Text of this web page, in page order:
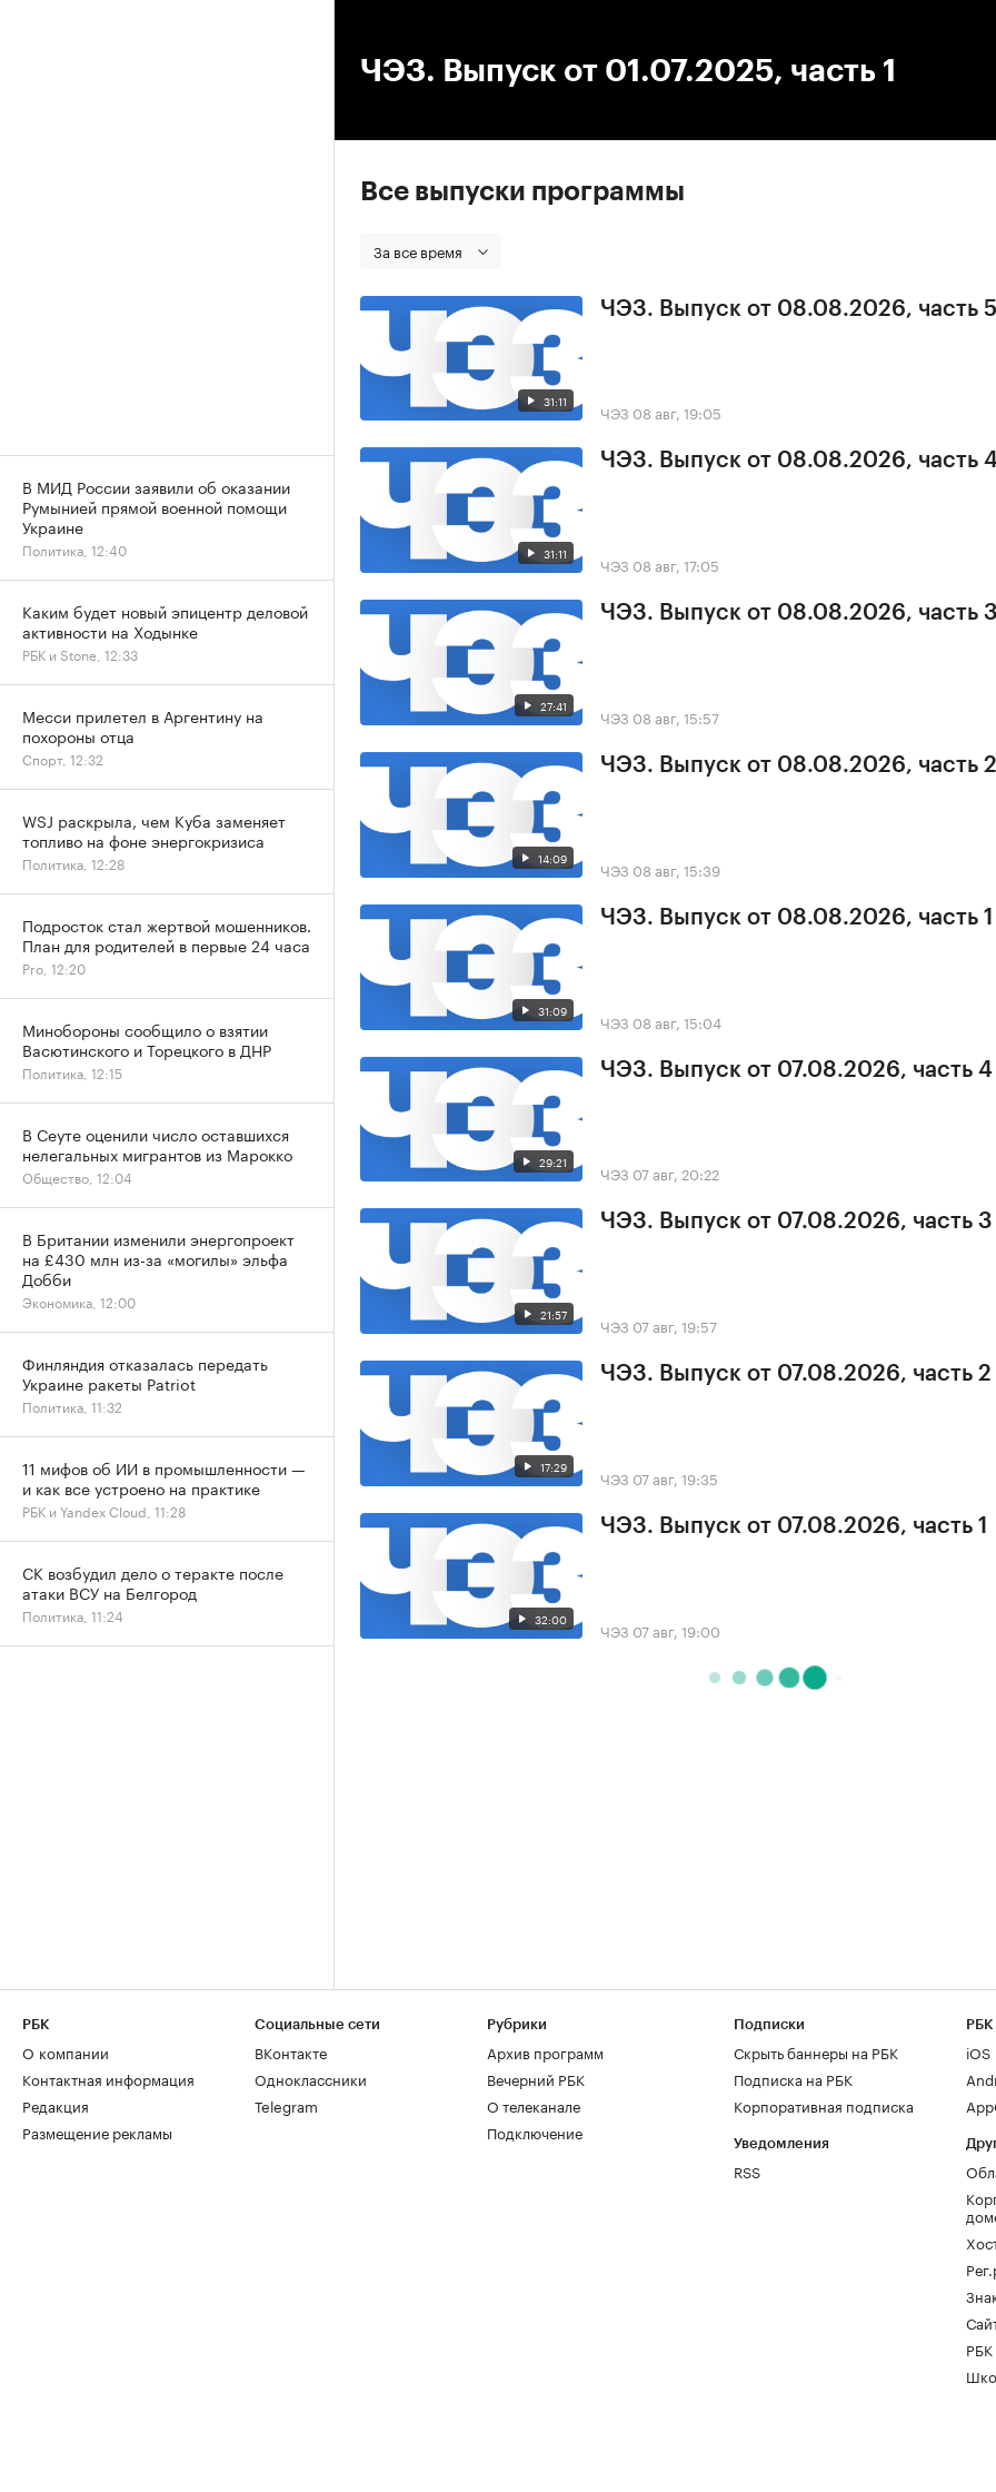
ЧЭЗ. Выпуск от 01.07.2025, часть 1
Все выпуски программы
За все время
31:11
ЧЭЗ. Выпуск от 08.08.2026, часть 5
ЧЭЗ 08 авг, 19:05
31:11
ЧЭЗ. Выпуск от 08.08.2026, часть
ЧЭЗ 08 авг, 17:05
27:41
ЧЭЗ. Выпуск от 08.08.2026, часть
ЧЭЗ 08 авг, 15:57
14:09
ЧЭЗ. Выпуск от 08.08.2026, часть 2
ЧЭЗ 08 авг, 15:39
31:09
ЧЭЗ. Выпуск от 08.08.2026, часть 1
ЧЭЗ 08 авг, 15:04
29:21
ЧЭЗ. Выпуск от 07.08.2026, часть 4
ЧЭЗ 07 авг, 20:22
21:57
ЧЭЗ. Выпуск от 07.08.2026, часть 3
ЧЭЗ 07 авг, 19:57
17:29
ЧЭЗ. Выпуск от 07.08.2026, часть 2
ЧЭЗ 07 авг, 19:35
32:00
ЧЭЗ. Выпуск от 07.08.2026, часть 1
ЧЭЗ 07 авг, 19:00
В МИД России заявили об оказании
Румынией прямой военной помощи
Украине
Политика, 12:40
Каким будет новый эпицентр деловой
активности на Ходынке
РБК и Stone, 12:33
Месси прилетел в Аргентину на
похороны отца
Спорт, 12:32
WSJ раскрыла, чем Куба заменяет
топливо на фоне энергокризиса
Политика, 12:28
Подросток стал жертвой мошенников.
План для родителей в первые 24 часа
Pro, 12:20
Минобороны сообщило о взятии
Васютинского и Торецкого в ДНР
Политика, 12:15
В Сеуте оценили число оставшихся
нелегальных мигрантов из Марокко
Общество, 12:04
В Британии изменили энергопроект
на £430 млн из-за «могилы» эльфа
Добби
Экономика, 12:00
Финляндия отказалась передать
Украине ракеты Patriot
Политика, 11:32
11 мифов об ИИ в промышленности —
и как все устроено на практике
РБК и Yandex Cloud, 11:28
СК возбудил дело о теракте после
атаки ВСУ на Белгород
Политика, 11:24
РБК
О компании
Контактная информация
Редакция
Размещение рекламы
Социальные сети
ВКонтакте
Одноклассники
Telegram
Рубрики
Архив программ
Вечерний РБК
О телеканале
Подключение
Подписки
Скрыть баннеры на РБК
Подписка на РБК
Корпоративная подписка
Уведомления
RSS
РБК
iOS